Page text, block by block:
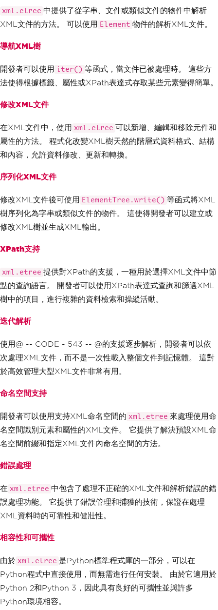
xml.etree 中提供了從字串、文件或類似文件的物件中解析
XML文件的方法。 可以使用 Element 物件的解析XML文件。
導航XML樹
開發者可以使用 iter() 等函式，當文件已被處理時。 這些方
法使得根據標籤、屬性或XPath表達式存取某些元素變得簡單。
修改XML文件
在XML文件中，使用 xml.etree 可以新增、編輯和移除元件和
屬性的方法。 程式化改變XML樹天然的階層式資料格式、結構
和內容，允許資料修改、更新和轉換。
序列化XML文件
修改XML文件後可使用 ElementTree.write() 等函式將XML
樹序列化為字串或類似文件的物件。 這使得開發者可以建立或
修改XML樹並生成XML輸出。
XPath支持
xml.etree 提供對XPath的支援，一種用於選擇XML文件中節
點的查詢語言。 開發者可以使用XPath表達式查詢和篩選XML
樹中的項目，進行複雜的資料檢索和操縱活動。
迭代解析
使用@ -- CODE - 543 -- @的支援逐步解析，開發者可以依
次處理XML文件，而不是一次性載入整個文件到記憶體。 這對
於高效管理大型XML文件非常有用。
命名空間支持
開發者可以使用支持XML命名空間的 xml.etree 來處理使用命
名空間識別元素和屬性的XML文件。 它提供了解決預設XML命
名空間前綴和指定XML文件內命名空間的方法。
錯誤處理
在 xml.etree 中包含了處理不正確的XML文件和解析錯誤的錯
誤處理功能。 它提供了錯誤管理和捕獲的技術，保證在處理
XML資料時的可靠性和健壯性。
相容性和可攜性
由於 xml.etree 是Python標準程式庫的一部分，可以在
Python程式中直接使用，而無需進行任何安裝。 由於它適用於
Python 2和Python 3，因此具有良好的可攜性並與許多
Python環境相容。